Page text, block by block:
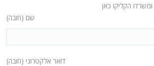
ומשרדו הקליקו כאן
שם (חובה)
דואר אלקטרוני (חובה)